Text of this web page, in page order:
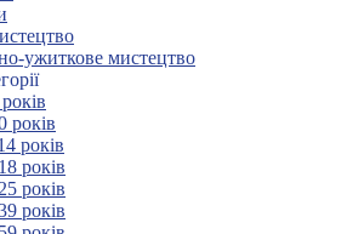
ужиткове мистецтво
років
років
років
років
років